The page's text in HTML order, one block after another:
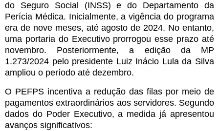
do Seguro Social (INSS) e do Departamento da
Perícia Médica. Inicialmente, a vigência do programa
era de nove meses, até agosto de 2024. No entanto,
uma portaria do Executivo prorrogou esse prazo até
novembro. Posteriormente, a edição da MP
1.273/2024 pelo presidente Luiz Inácio Lula da Silva
ampliou o período até dezembro.
O PEFPS incentiva a redução das filas por meio de
pagamentos extraordinários aos servidores. Segundo
dados do Poder Executivo, a medida já apresentou
avanços significativos: